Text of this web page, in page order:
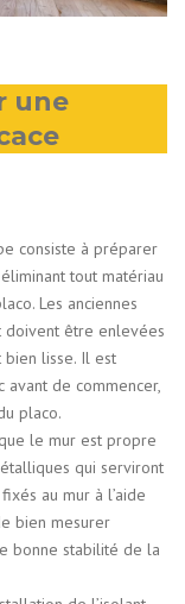
une
consiste à préparer
tout matériau
Les anciennes
doivent être enlevées
lisse. Il est
de commencer,
placo.
le mur est propre
qui serviront
au mur à l’aide
bien mesurer
bonne stabilité de la